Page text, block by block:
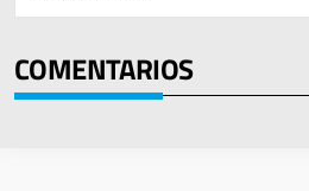
COMENTARIOS